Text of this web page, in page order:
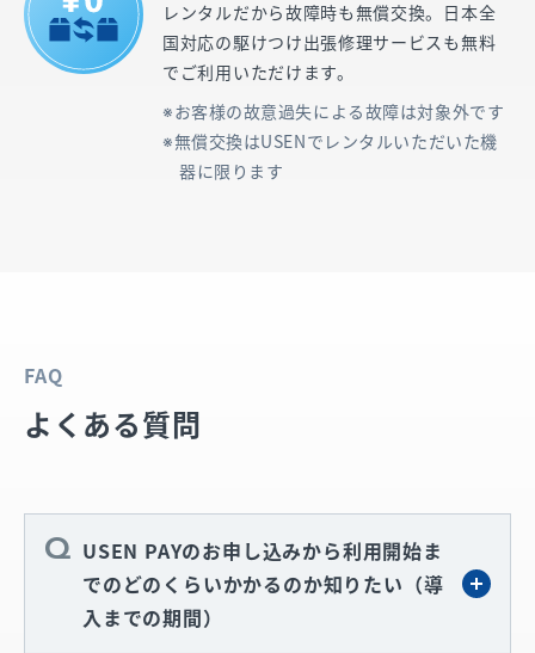
レンタルだから故障時も無償交換。日本全
国対応の駆けつけ出張修理サービスも無料
でご利用いただけます。
お客様の故意過失による故障は対象外です
無償交換はUSENでレンタルいただいた機
器に限ります
FAQ
よくある質問
USEN PAYのお申し込みから利用開始ま
でのどのくらいかかるのか知りたい（導
入までの期間）